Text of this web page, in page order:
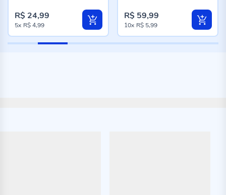
R$ 24,99
5x R$ 4,99
R$ 59,99
10x R$ 5,99